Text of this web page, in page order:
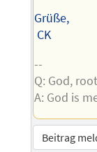
Grüße,
CK
--
Q: God,
A: God is
Beitrag